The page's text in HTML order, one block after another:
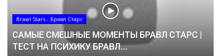
Brawl Stars - Бравл Старс
САМЫЕ СМЕШНЫЕ МОМЕНТЫ БРАВЛ СТАРС |
ТЕСТ НА ПСИХИКУ БРАВЛ...